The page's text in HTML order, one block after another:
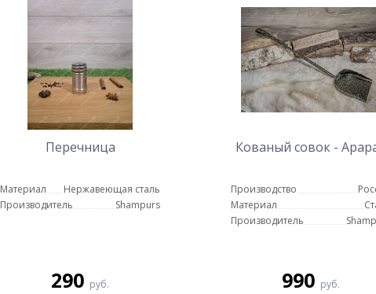
Перечница
Материал
Нержавеющая сталь
Производитель
Shampurs
290 руб.
Кованый совок -
Производство
Материал
Производитель
990 руб.